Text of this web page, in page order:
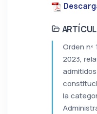
Orden nº
2023,
la